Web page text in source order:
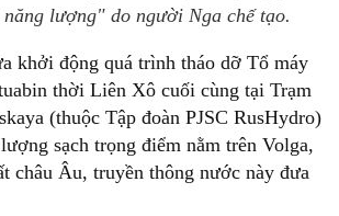
lượng" do người Nga chế tạo.
khởi động quá trình tháo dỡ Tổ máy
thời Liên Xô cuối cùng tại Trạm
(thuộc Tập đoàn PJSC RusHydro)
sạch trọng điểm nằm trên Volga,
châu Âu, truyền thông nước này đưa